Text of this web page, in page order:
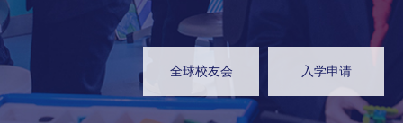
全球校友会 入学申请